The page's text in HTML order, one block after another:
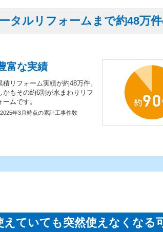
タルリフォームまで約48万
富な実績
積リフォーム実績が約48万件。
かもその約6割が水まわりリフ
ームです。
年3月時点の累計工事件数
えていても突然使えなくなる